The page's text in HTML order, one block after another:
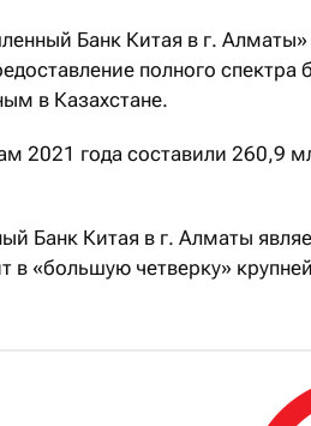
Банк Китая в г. Алматы»
полного
в Казахстане.
2021 года составили 260,9
Банк Китая в г. Алматы
в «большую четверку»